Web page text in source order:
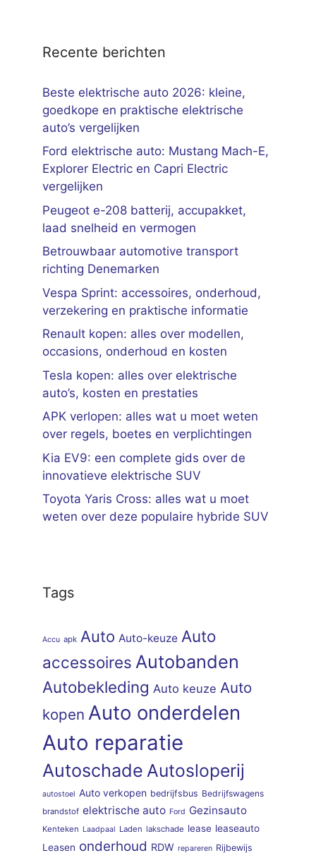
Recente berichten
Beste elektrische auto 2026: kleine,
goedkope en praktische elektrische
auto’s vergelijken
Ford elektrische auto: Mustang Mach-E,
Explorer Electric en Capri Electric
vergelijken
Peugeot e-208 batterij, accupakket,
laad snelheid en vermogen
Betrouwbaar automotive transport
richting Denemarken
Vespa Sprint: accessoires, onderhoud,
verzekering en praktische informatie
Renault kopen: alles over modellen,
occasions, onderhoud en kosten
Tesla kopen: alles over elektrische
auto’s, kosten en prestaties
APK verlopen: alles wat u moet weten
over regels, boetes en verplichtingen
Kia EV9: een complete gids over de
innovatieve elektrische SUV
Toyota Yaris Cross: alles wat u moet
weten over deze populaire hybride SUV
Tags
Accu apk Auto Auto-keuze Auto
accessoires Autobanden
Autobekleding Auto keuze Auto
kopen Auto onderdelen
Auto reparatie
Autoschade Autosloperij
autostoel Auto verkopen bedrijfsbus Bedrijfswagens
brandstof elektrische auto Ford Gezinsauto
Kenteken Laadpaal Laden lakschade lease leaseauto
Leasen onderhoud RDW repareren Rijbewijs